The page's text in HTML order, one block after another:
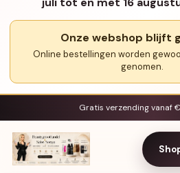
Onze webshop blijft
Online bestellingen worden
genomen.
Gratis verzending vanaf